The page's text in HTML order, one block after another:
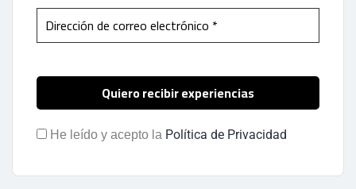
He leído y acepto la Política de Privacidad